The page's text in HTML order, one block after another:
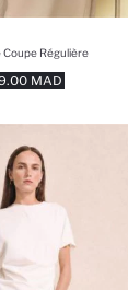
Coupe Régulière
MAD